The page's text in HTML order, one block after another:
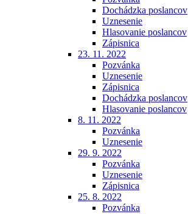
Dochádzka poslancov
Uznesenie
Hlasovanie poslancov
Zápisnica
23. 11. 2022
Pozvánka
Uznesenie
Zápisnica
Dochádzka poslancov
Hlasovanie poslancov
8. 11. 2022
Pozvánka
Uznesenie
29. 9. 2022
Pozvánka
Uznesenie
Zápisnica
25. 8. 2022
Pozvánka